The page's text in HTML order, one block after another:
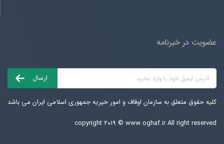
عضویت در خبرنامه
کلیه حقوق متعلق به سازمان اوقاف و امور خیریه جمهوری اسلامی ایران می باشد
copyright ۲۰۱۹ © www.oghaf.irAll right reserved